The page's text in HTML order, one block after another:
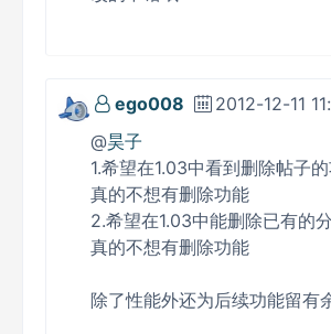
ego008
2012-12-11
@昊子
1.希望在1.03中看到删除帖子的
真的不想有删除功能
2.希望在1.03中能删除已有的分
真的不想有删除功能
除了性能外还为后续功能留有